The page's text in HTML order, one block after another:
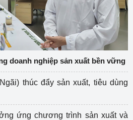
doanh nghiệp sản xuất bền vững
thúc đẩy sản xuất, tiêu dùng
ứng chương trình sản xuất và